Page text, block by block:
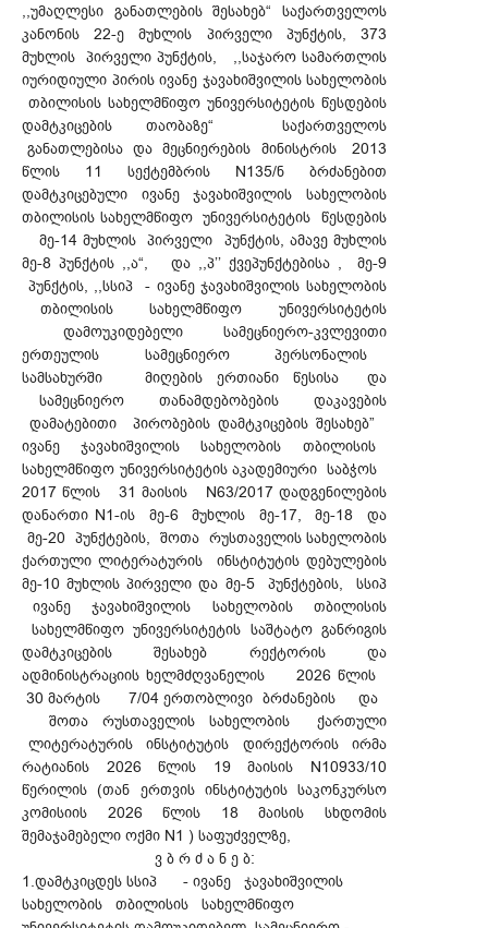
,,უმაღლესი განათლების შესახებ“ საქართველოს
კანონის 22-ე მუხლის პირველი პუნქტის, 373
მუხლის პირველი პუნქტის, ,,საჯარო სამართლის
იურიდიული პირის ივანე ჯავახიშვილის სახელობის
თბილისის სახელმწიფო უნივერსიტეტის წესდების
დამტკიცების თაობაზე“ საქართველოს
განათლებისა და მეცნიერების მინისტრის 2013
წლის 11 სექტემბრის N135/ნ ბრძანებით
დამტკიცებული ივანე ჯავახიშვილის სახელობის
თბილისის სახელმწიფო უნივერსიტეტის წესდების
მე-14 მუხლის პირველი პუნქტის, ამავე მუხლის
მე-8 პუნქტის ,,ა“, და ,,პ’’ ქვეპუნქტებისა , მე-9
პუნქტის, ,,სსიპ - ივანე ჯავახიშვილის სახელობის
თბილისის სახელმწიფო უნივერსიტეტის
დამოუკიდებელი სამეცნიერო-კვლევითი
ერთეულის სამეცნიერო პერსონალის
სამსახურში მიღების ერთიანი წესისა და
სამეცნიერო თანამდებობების დაკავების
დამატებითი პირობების დამტკიცების შესახებ”
ივანე ჯავახიშვილის სახელობის თბილისის
სახელმწიფო უნივერსიტეტის აკადემიური საბჭოს
2017 წლის 31 მაისის N63/2017 დადგენილების
დანართი N1-ის მე-6 მუხლის მე-17, მე-18 და
მე-20 პუნქტების, შოთა რუსთაველის სახელობის
ქართული ლიტერატურის ინსტიტუტის დებულების
მე-10 მუხლის პირველი და მე-5 პუნქტების, სსიპ
ივანე ჯავახიშვილის სახელობის თბილისის
სახელმწიფო უნივერსიტეტის საშტატო განრიგის
დამტკიცების შესახებ რექტორის და
ადმინისტრაციის ხელმძღვანელის 2026 წლის
30 მარტის 7/04 ერთობლივი ბრძანების და
შოთა რუსთაველის სახელობის ქართული
ლიტერატურის ინსტიტუტის დირექტორის ირმა
რატიანის 2026 წლის 19 მაისის N10933/10
წერილის (თან ერთვის ინსტიტუტის საკონკურსო
კომისიის 2026 წლის 18 მაისის სხდომის
შემაჯამებელი ოქმი N1 ) საფუძველზე,
ვ ბ რ ძ ა ნ ე ბ:
1.დამტკიცდეს სსიპ - ივანე ჯავახიშვილის
სახელობის თბილისის სახელმწიფო